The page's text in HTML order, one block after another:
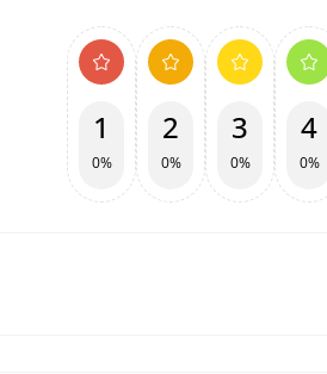
1
0%
2
0%
3
0%
4
0%